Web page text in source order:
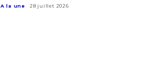
A la une 28 juillet 2026